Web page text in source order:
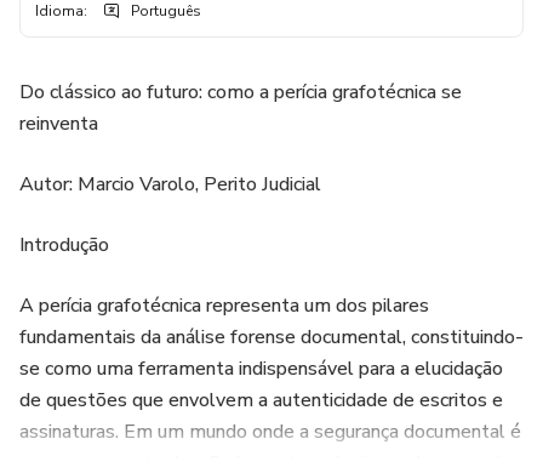
Idioma: Português
Do clássico ao futuro: como a perícia grafotécnica se
reinventa
Autor: Marcio Varolo, Perito Judicial
Introdução
A perícia grafotécnica representa um dos pilares
fundamentais da análise forense documental, constituindo-
se como uma ferramenta indispensável para a elucidação
de questões que envolvem a autenticidade de escritos e
assinaturas. Em um mundo onde a segurança documental é